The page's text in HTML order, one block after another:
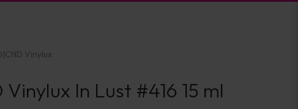
Account
aanmaken
|CND Vinylux
Vinylux In Lust #416 15 ml